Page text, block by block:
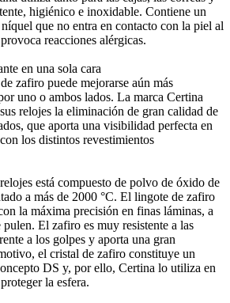
higiénico e inoxidable. Contiene un
que no entra en contacto con la piel al
reacciones alérgicas.
en una sola cara
zafiro puede mejorarse aún más
uno o ambos lados. La marca Certina
relojes la eliminación de gran calidad de
que aporta una visibilidad perfecta en
los distintos revestimientos
está compuesto de polvo de óxido de
a más de 2000 °C. El lingote de zafiro
la máxima precisión en finas láminas, a
pulen. El zafiro es muy resistente a las
a los golpes y aporta una gran
el cristal de zafiro constituye un
DS y, por ello, Certina lo utiliza en
la esfera.